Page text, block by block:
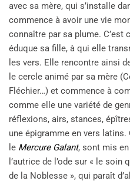
avec sa mère, qui s’installe
commence à avoir une vie
connaître par sa plume. C’est
éduque sa fille, à qui elle
les vers. Elle rencontre ainsi
le cercle animé par sa mère
Fléchier…) et commence à
comme elle une variété de
réflexions, airs, stances,
une épigramme en vers
le Mercure Galant, sont mis
l’autrice de l’ode sur « le soin
de la Noblesse », qui paraît